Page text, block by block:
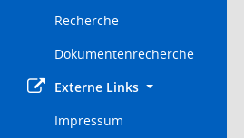
Recherche
Dokumentenrecherche
Externe Links
Impressum